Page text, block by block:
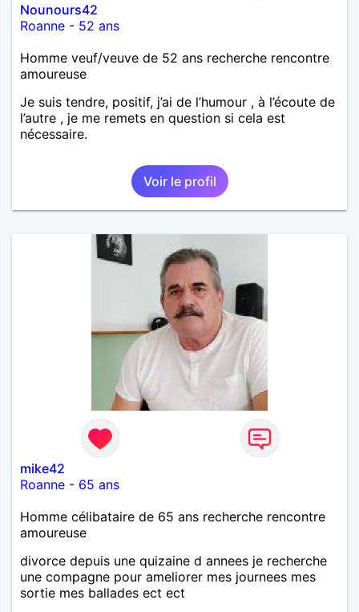
Nounours42
Roanne - 52 ans
Homme veuf/veuve de 52 ans recherche rencontre
amoureuse
Je suis tendre, positif, j’ai de l’humour , à l’écoute de
l’autre , je me remets en question si cela est
nécessaire.
Voir le profil
mike42
Roanne - 65 ans
Homme célibataire de 65 ans recherche rencontre
amoureuse
divorce depuis une quizaine d annees je recherche
une compagne pour ameliorer mes journees mes
sortie mes ballades ect ect